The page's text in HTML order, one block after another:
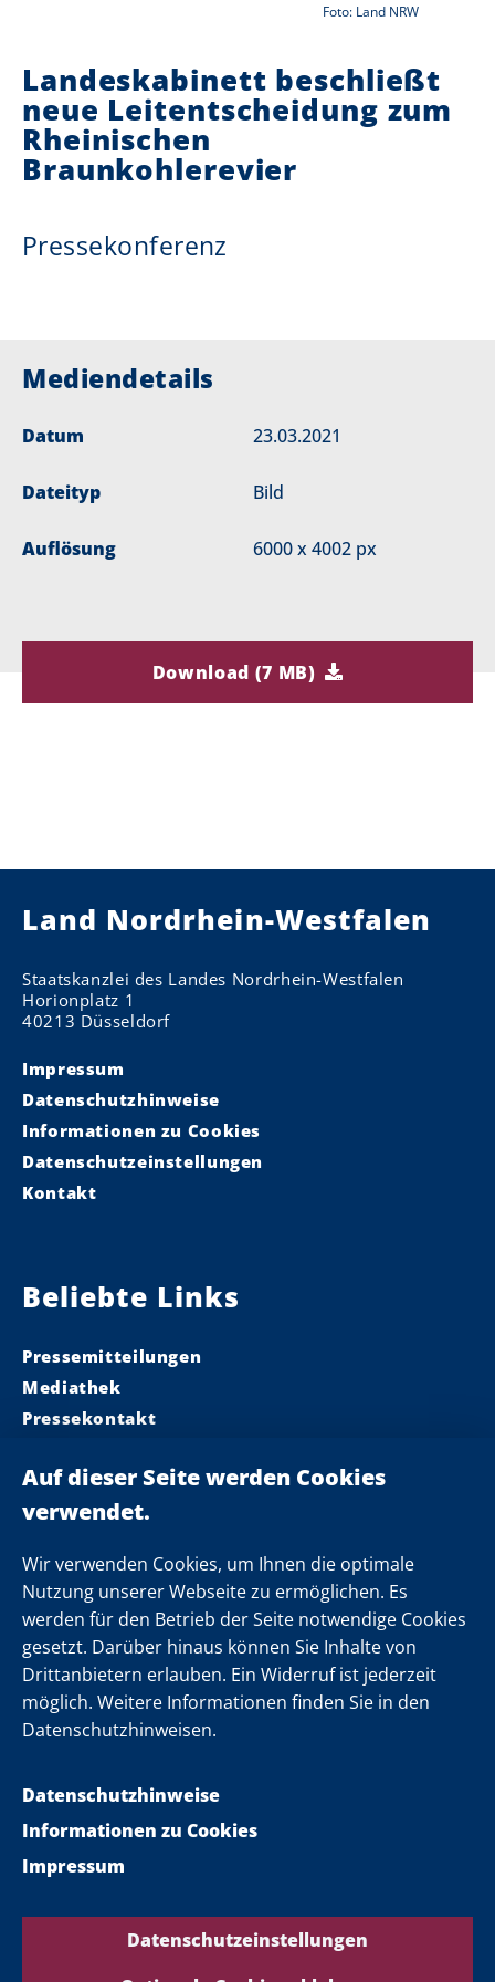
Wir verwenden Cookies, um Ihnen die optimale
Nutzung unserer Webseite zu ermöglichen. Es
werden für den Betrieb der Seite notwendige Cookies
gesetzt. Darüber hinaus können Sie Inhalte von
Drittanbietern erlauben. Ein Widerruf ist jederzeit
möglich. Weitere Informationen finden Sie in den
Datenschutzhinweisen.
Datenschutzhinweise
Impressum
Informationen zu Cookies
Datenschutzeinstellungen
e
r
:
Foto: Land NRW
Landeskabinett beschließt
neue Leitentscheidung zum
Rheinischen
Braunkohlerevier
Pressekonferenz
Mediendetails
Datum 23.03.2021
Dateityp Bild
Auflösung 6000 x 4002 px
Download (7 MB)
Land Nordrhein-Westfalen
Staatskanzlei des Landes Nordrhein-Westfalen
Horionplatz 1
40213 Düsseldorf
Impressum
Datenschutzhinweise
Informationen zu Cookies
Datenschutzeinstellungen
Kontakt
Beliebte Links
Pressemitteilungen
Mediathek
Pressekontakt
Landeskabinett
Einsamkeit
Folgen Sie uns